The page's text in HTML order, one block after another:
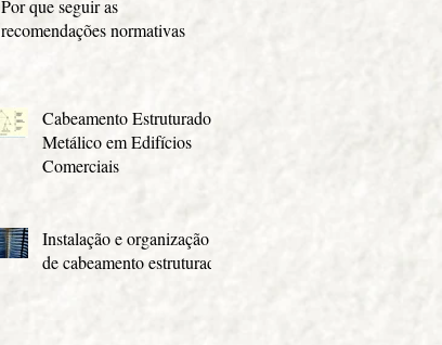
Por que seguir as
recomendações normativas
Cabeamento Estruturado
Metálico em Edifícios
Comerciais
Instalação e organização
de cabeamento estruturado